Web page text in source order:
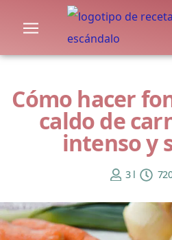
Cómo hacer
caldo de
intenso y
3 l